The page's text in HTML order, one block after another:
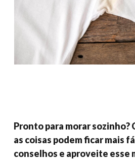
Pronto para morar sozinho?
as coisas podem ficar mais
conselhos e aproveite esse